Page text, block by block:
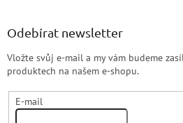
Odebírat newsletter
Vložte svůj e-mail a my vám budeme
produktech na našem e-shopu.
E-mail